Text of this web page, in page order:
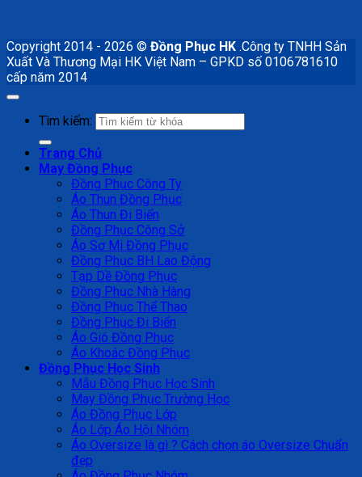
Copyright 2014 - 2026 © Đồng Phục HK .Công ty TNHH Sản
Xuất Và Thương Mại HK Việt Nam – GPKD số 0106781610
cấp năm 2014
Tìm kiếm:
Trang Chủ
May Đồng Phục
Đồng Phục Công Ty
Áo Thun Đồng Phục
Áo Thun Đi Biển
Đồng Phục Công Sở
Áo Sơ Mi Đồng Phục
Đồng Phục BH Lao Động
Tạp Dề Đồng Phục
Đồng Phục Nhà Hàng
Đồng Phục Thể Thao
Đồng Phục Đi Biển
Áo Gió Đồng Phục
Áo Khoác Đồng Phục
Đồng Phục Học Sinh
Mẫu Đồng Phục Học Sinh
May Đồng Phục Trường Học
Áo Đồng Phục Lớp
Áo Lớp Áo Hội Nhóm
Áo Oversize là gì ? Cách chọn áo Oversize Chuẩn
đẹp